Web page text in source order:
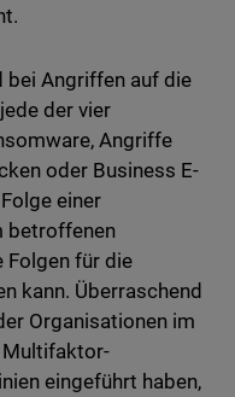
bei Angriffen auf die
der vier
Angriffe
oder Business E-
einer
betroffenen
Folgen für die
kann. Überraschend
Organisationen im
Multifaktor-
eingeführt haben,